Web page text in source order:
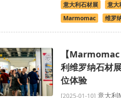
意大利石材展
意大
Marmomac
维罗
【
利维罗纳石材
位体验
[2025-01-10] 意大利